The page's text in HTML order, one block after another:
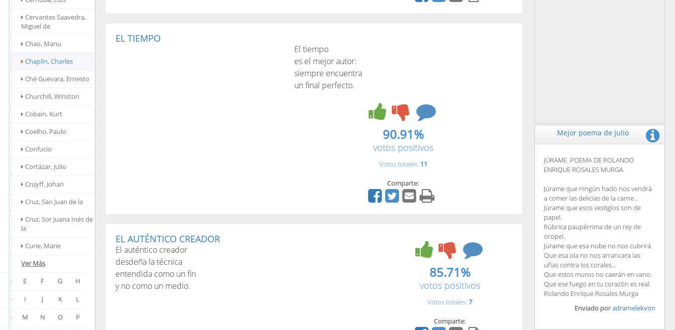
Cervantes Saavedra,
Miguel de
Chao, Manu
Chaplin, Charles
Ché Guevara, Ernesto
Churchill, Winston
Cobain, Kurt
Coelho, Paulo
Confucio
Cortázar, Julio
Cruyff, Johan
Cruz, San Juan de la
Cruz, Sor Juana Inés de
la
Curie, Marie
Ver Más
E
F G
H
I
J K
L
M
N O
P
EL TIEMPO
El tiempo
es el mejor autor:
siempre encuentra
un final perfecto.
90.91%
votos positivos
Votos totales: 11
Comparte:
EL AUTÉNTICO CREADOR
El auténtico creador
desdeña la técnica
entendida como un fin
y no como un medio.
85.71%
votos positivos
Votos totales: 7
Comparte:
Mejor poema de Julio
JÚRAME. POEMA DE ROLANDO
ENRIQUE ROSALES MURGA
Júrame que ningún hado nos vendrá
a comer las delicias de la carne...
Júrame que esos vestiglos son de
papel.
Rúbrica paupérrima de un rey de
oropel.
Júrame que esa nube no nos cubrirá.
Que esa ola no nos arrancara las
uñas contra los corales...
Que estos muros no caerán en vano.
Que ese fuego en tu corazón es real.
Rolando Enrique Rosales Murga
Enviado poradramelekvon